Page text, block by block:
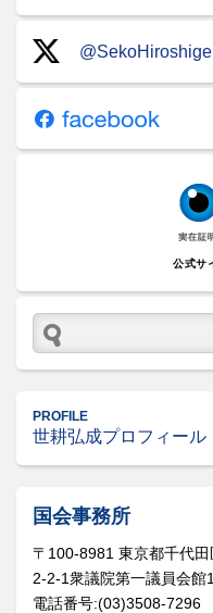
@SekoHiroshige
公式サ
PROFILE
世耕弘成プロフィール
国会事務所
〒100-8981 東京都千代
2-2-1衆議院第一議員会館
電話番号:(03)3508-7296